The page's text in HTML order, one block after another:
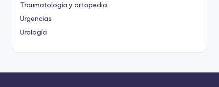
Traumatología y ortopedia
Urgencias
Urología